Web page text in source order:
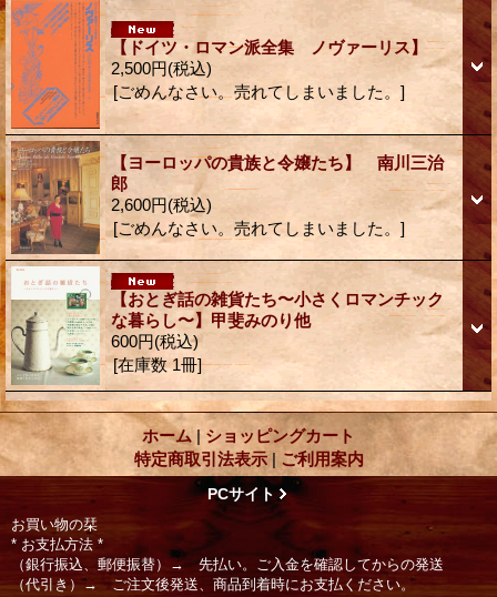
【ドイツ・ロマン派全集 ノヴァーリス】
2,500円(税込)
[ごめんなさい。売れてしまいました。]
【ヨーロッパの貴族と令嬢たち】 南川三治
郎
2,600円(税込)
[ごめんなさい。売れてしまいました。]
【おとぎ話の雑貨たち〜小さくロマンチック
な暮らし〜】甲斐みのり他
600円(税込)
[在庫数 1冊]
ホーム | ショッピングカート
特定商取引法表示 | ご利用案内
PCサイト
お買い物の栞
* お支払方法 *
（銀行振込、郵便振替）→ 先払い。ご入金を確認してからの発送
（代引き）→ ご注文後発送、商品到着時にお支払ください。